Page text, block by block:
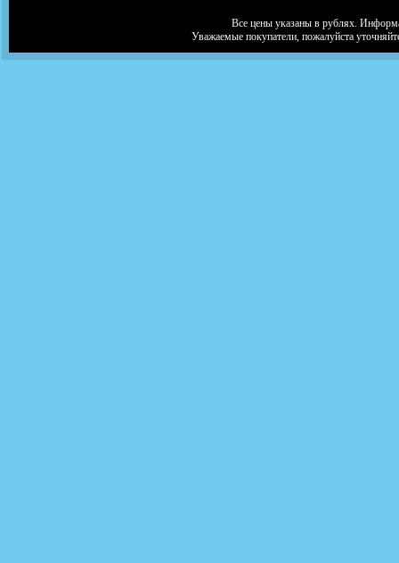
Все цены указаны в рублях.
Уважаемые покупатели, пожалуйста